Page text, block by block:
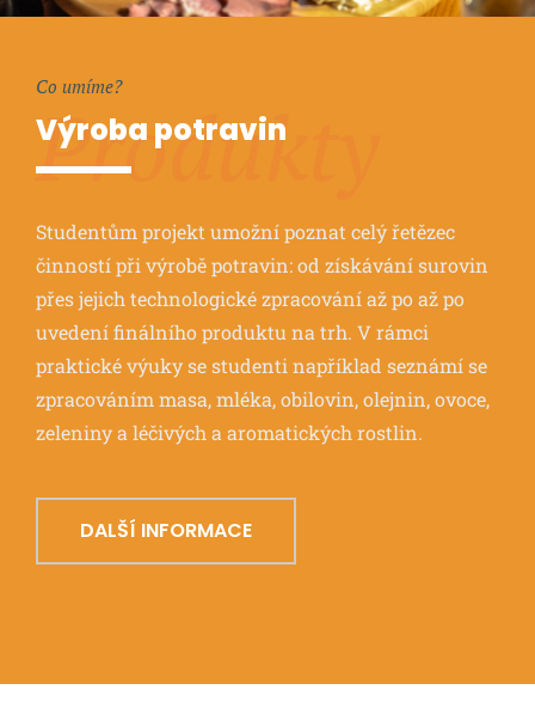
Produkty
Co umíme?
Výroba potravin
Studentům projekt umožní poznat celý řetězec
činností při výrobě potravin: od získávání surovin
přes jejich technologické zpracování až po až po
uvedení finálního produktu na trh. V rámci
praktické výuky se studenti například seznámí se
zpracováním masa, mléka, obilovin, olejnin, ovoce,
zeleniny a léčivých a aromatických rostlin.
DALŠÍ INFORMACE